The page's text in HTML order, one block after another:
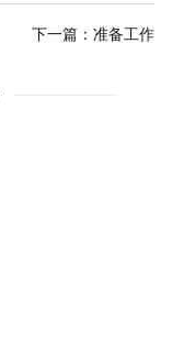
下一篇： 准备工作